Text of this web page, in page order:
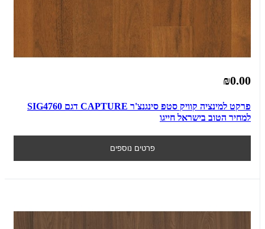
₪0.00
פרקט למינציה קוויק סטפ סינגנצ'ר CAPTURE דגם SIG4760
למחיר הטוב בישראל חייגו
פרטים נוספים